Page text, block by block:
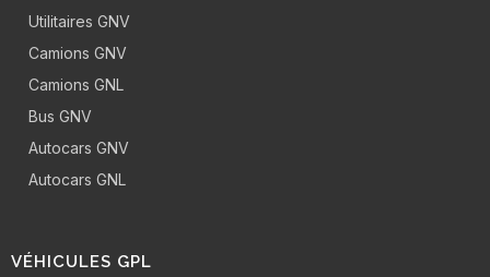
Utilitaires GNV
Camions GNV
Camions GNL
Bus GNV
Autocars GNV
Autocars GNL
VÉHICULES GPL